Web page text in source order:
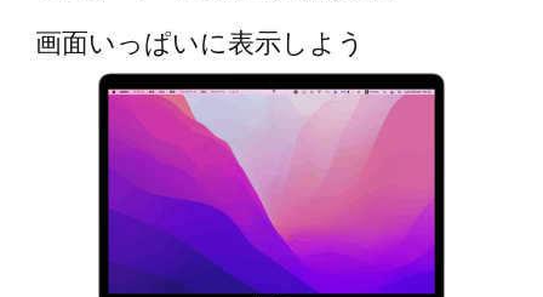
画面いっぱいに表示しよう